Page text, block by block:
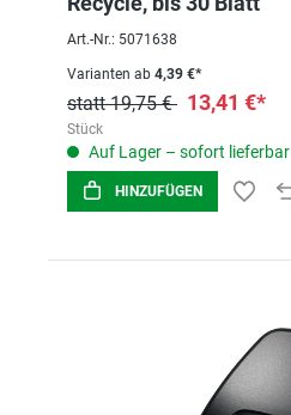
Art.-Nr.: 5071638
Varianten ab 4,39 €*
statt 19,75 € 13,41 €*
Stück
Auf Lager – sofort lieferbar
HINZUFÜGEN